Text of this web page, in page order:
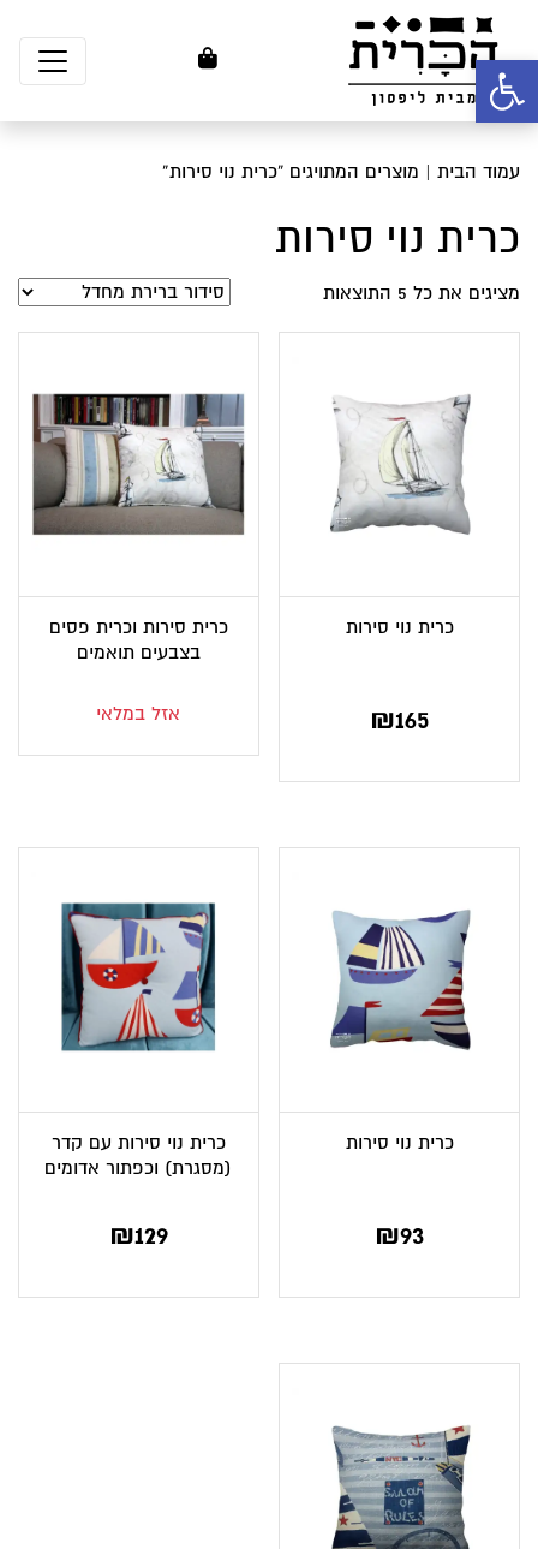
פתח סרגל נגישות
עמוד הבית | מוצרים המתויגים “כרית נוי סירות”
כרית נוי סירות
מציגים את כל ⁦5⁩ התוצאות
כרית נוי סירות
₪165
כרית סירות וכרית פסים
בצבעים תואמים
אזל במלאי
כרית נוי סירות
₪93
כרית נוי סירות עם קדר
(מסגרת) וכפתור אדומים
₪129